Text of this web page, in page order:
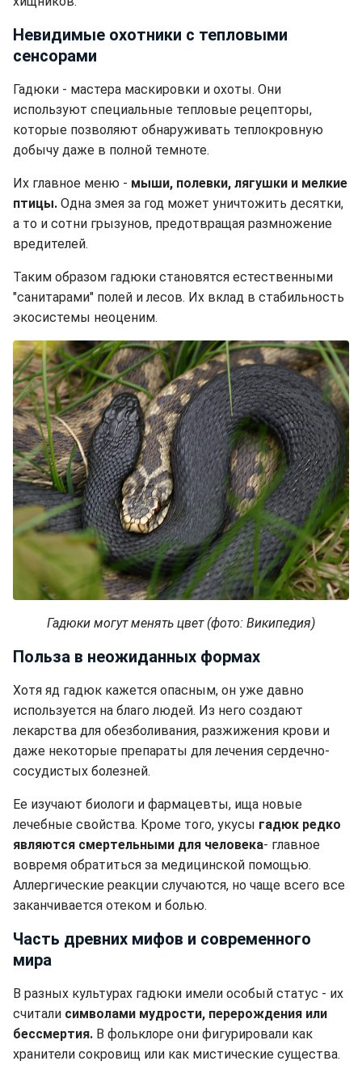
Невидимые охотники с тепловыми
сенсорами
Гадюки - мастера маскировки и охоты. Они
используют специальные тепловые рецепторы,
которые позволяют обнаруживать теплокровную
добычу даже в полной темноте.
Их главное меню - мыши, полевки, лягушки и мелкие
птицы. Одна змея за год может уничтожить десятки,
а то и сотни грызунов, предотвращая размножение
вредителей.
Таким образом гадюки становятся естественными
"санитарами" полей и лесов. Их вклад в стабильность
экосистемы неоценим.
Гадюки могут менять цвет (фото: Википедия)
Польза в неожиданных формах
Хотя яд гадюк кажется опасным, он уже давно
используется на благо людей. Из него создают
лекарства для обезболивания, разжижения крови и
даже некоторые препараты для лечения сердечно-
сосудистых болезней.
Ее изучают биологи и фармацевты, ища новые
лечебные свойства. Кроме того, укусы гадюк редко
являются смертельными для человека- главное
вовремя обратиться за медицинской помощью.
Аллергические реакции случаются, но чаще всего все
заканчивается отеком и болью.
Часть древних мифов и современного
мира
В разных культурах гадюки имели особый статус - их
считали символами мудрости, перерождения или
бессмертия. В фольклоре они фигурировали как
хранители сокровищ или как мистические существа.